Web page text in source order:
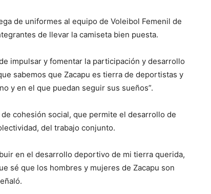
de uniformes al equipo de Voleibol Femenil de
de llevar la camiseta bien puesta.
impulsar y fomentar la participación y desarrollo
sabemos que Zacapu es tierra de deportistas y
y en el que puedan seguir sus sueños”.
cohesión social, que permite el desarrollo de
del trabajo conjunto.
en el desarrollo deportivo de mi tierra querida,
sé que los hombres y mujeres de Zacapu son